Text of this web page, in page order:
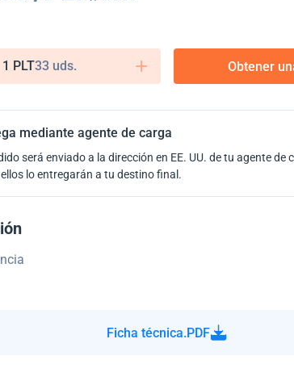
1 PLT33 uds. Obtener
mediante agente de carga
será enviado a la dirección en EE. UU. de tu agente de
ellos lo entregarán a tu destino final.
Ficha técnica.PDF